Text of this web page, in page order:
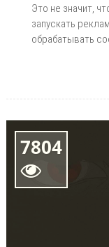
Это не значит,
запускать
обрабатывать
7804
